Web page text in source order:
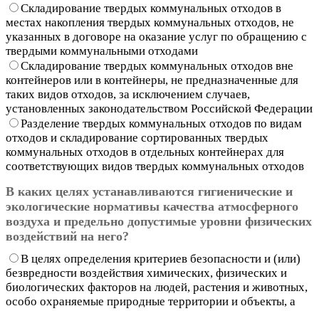
Складирование твердых коммунальных отходов в
местах накопления твердых коммунальных отходов, не
указанных в договоре на оказание услуг по обращению с
твердыми коммунальными отходами
Складирование твердых коммунальных отходов вне
контейнеров или в контейнеры, не предназначенные для
таких видов отходов, за исключением случаев,
установленных законодательством Российской Федерации
Разделение твердых коммунальных отходов по видам
отходов и складирование сортированных твердых
коммунальных отходов в отдельных контейнерах для
соответствующих видов твердых коммунальных отходов
В каких целях устанавливаются гигиенические и
экологические нормативы качества атмосферного
воздуха и предельно допустимые уровни физических
воздействий на него?
В целях определения критериев безопасности и (или)
безвредности воздействия химических, физических и
биологических факторов на людей, растения и животных,
особо охраняемые природные территории и объекты, а